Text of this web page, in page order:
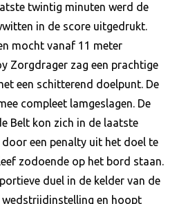
twintig minuten werd de
in de score uitgedrukt.
mocht vanaf 11 meter
Zorgdrager zag een prachtige
een schitterend doelpunt. De
compleet lamgeslagen. De
Belt kon zich in de laatste
een penalty uit het doel te
zodoende op het bord staan.
duel in de kelder van de
wedstrijdinstelling en hoopt